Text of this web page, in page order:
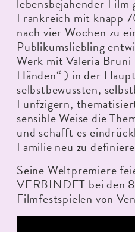
Frankreich mit knapp
nach vier Wochen zu
Publikumsliebling
Werk mit Valeria Bruni
Händen“ ) in der
selbstbewussten,
Fünfzigern,
sensible Weise die
und schafft es
Familie neu zu
Seine Weltpremiere
VERBINDET bei den
Filmfestspielen von